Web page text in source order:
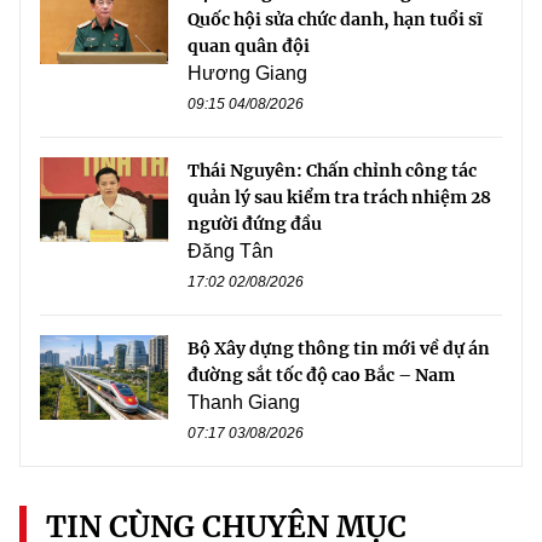
Quốc hội sửa chức danh, hạn tuổi sĩ
quan quân đội
Hương Giang
09:15 04/08/2026
Thái Nguyên: Chấn chỉnh công tác
quản lý sau kiểm tra trách nhiệm 28
người đứng đầu
Đăng Tân
17:02 02/08/2026
Bộ Xây dựng thông tin mới về dự án
đường sắt tốc độ cao Bắc – Nam
Thanh Giang
07:17 03/08/2026
TIN CÙNG CHUYÊN MỤC